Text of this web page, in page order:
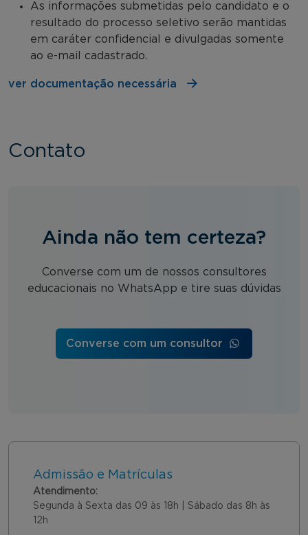
As informações submetidas pelo candidato e o
resultado do processo seletivo serão mantidas
em caráter confidencial e divulgadas somente
ao e-mail cadastrado.
ver documentação necessária
Contato
Ainda não tem certeza?
Converse com um de nossos consultores
educacionais no WhatsApp e tire suas dúvidas
Converse com um consultor
Admissão e Matrículas
Atendimento:
Segunda à Sexta das 09 às 18h | Sábado das 8h às
12h